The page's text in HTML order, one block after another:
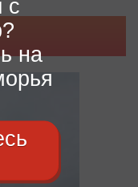
с
на